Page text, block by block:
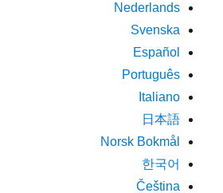
Nederlands
Svenska
Español
Português
Italiano
日本語
Norsk Bokmål
한국어
Čeština